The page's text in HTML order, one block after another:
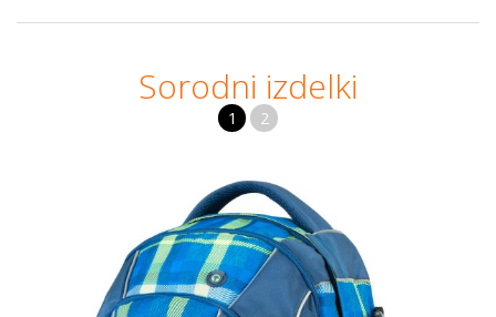
Sorodni izdelki
1 2